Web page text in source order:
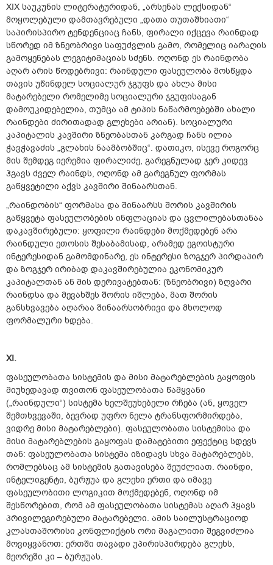
XIX საუკუნის ლიტერატურიდან, „არსენას ლექსიდან“
მოყოლებული დამთავრებული „დათა თუთაშხიათი“
საპირისპირო ტენდენციაც ჩანს, ფირალი იქცევა რაინდად
სწორედ იმ ზნეობრივი საფუძვლის გამო, რომელიც იარაღის
გამოყენებას ლეგიტიმაციას სძენს. ოღონდ ეს რაინდობა
აღარ არის წოდებრივი: რაინდული ფასეულობა მოსწყდა
თავის უწინდელ სოციალურ ჯგუფს და ახლა მისი
მატარებელი რომელიმე სოციალური ჯგუფისაგან
დამოუკიდებელია, თუმცა ამ ტიპის ნაწარმოებებში ახალი
რაინდები ძირითადად გლეხები არიან). სოციალური
კაპიტალის კავშირი ზნეობასთან კარგად ჩანს ილია
ჭავჭავაძის „გლახის ნაამბობშიც“. დათიკო, ისევე როგორც
მის შემდეგ იერემია ფირალიძე, გარეგნულად ჯერ კიდევ
ჰგავს ძველ რაინდს, ოღონდ ამ გარეგნულ ფორმას
გაწყვეტილი აქვს კავშირი შინაარსთან.
„რაინდობის“ ფორმასა და შინაარსს შორის კავშირის
გაწყვეტა ფასეულობების ინფლაციას და ცვლილებასთანაა
დაკავშირებული: ყოფილი რაინდები მოქმედებენ არა
რაინდული ეთოსის შესაბამისად, არამედ ეგოისტური
ინტერესიდან გამომდინარე, ეს ინტერესი ზოგჯერ პირდაპირ
და ზოგჯერ ირიბად დაკავშირებულია ეკონომიკურ
კაპიტალთან ან მის დერივატებთან: (ზნეობრივი) ზღვარი
რაინდსა და მევახშეს შორის იშლება, მათ შორის
განსხვავება აღარაა შინაარსობრივი და მხოლოდ
ფორმალური ხდება.
XI.
ფასეულობათა სისტემის და მისი მატარებლების გაყოფის
მიუხედავად თვითონ ფასეულობათა წამყვანი
(„რაინდული“) სისტემა ხელშეუხებელი რჩება (ან, ყოველ
შემთხვევაში, ბევრად უფრო ნელა ტრანსფორმირდება,
ვიდრე მისი მატარებლები). ფასეულობათა სისტემისა და
მისი მატარებლების გაყოფას დამატებითი ეფექტიც სდევს
თან: ფასეულობათა სისტემა იზიდავს სხვა მატარებლებს,
რომლებსაც ამ სისტემის გათავისება შეუძლიათ. რაინდი,
ინტელიგენტი, ბურჟუა და გლეხი ერთი და იმავე
ფასეულობითი ლოგიკით მოქმედებენ, ოღონდ იმ
შესწორებით, რომ ამ ფასეულობათა სისტემას აღარ ჰყავს
პრივილეგირებული მატარებელი. ამის საილუსტრაციოდ
კლასთაშორისი კონფლიქტის ორი მაგალითი შეგვიძლია
მოვიყვანოთ: ერთში თავადი უპირისპირდება გლეხს,
მეორეში კი – ბურჟუას.